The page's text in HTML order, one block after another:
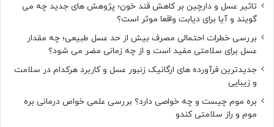
تاثیر عسل و دارچین بر کاهش قند خون؛ پژوهش های جدید چه می
گویند و آیا برای دیابت واقعا موثر است؟
بررسی خطرات احتمالی مصرف بیش از حد عسل طبیعی؛ چه مقدار
عسل برای سلامتی مفید است و از چه زمانی مضر می شود؟
جدیدترین فرآورده های ارگانیک زنبور عسل و کاربرد هرکدام در سلامت
و زیبایی
بره موم چیست و چه خواصی دارد؟ بررسی علمی خواص درمانی بره
موم و راز سلامتی کندو